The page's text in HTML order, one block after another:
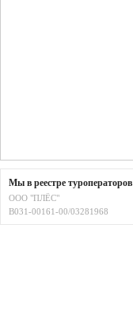
Мы в реестре туроператоров
ООО "ПЛЁС"
В031-00161-00/03281968